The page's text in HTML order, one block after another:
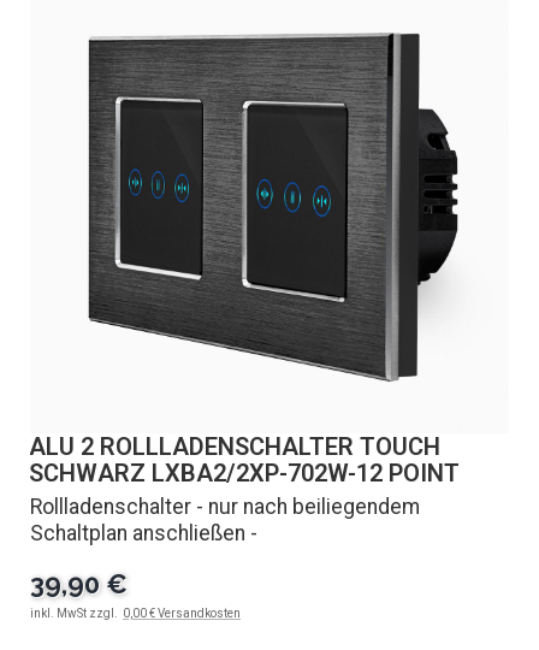
ALU 2 ROLLLADENSCHALTER TOUCH
SCHWARZ LXBA2/2XP-702W-12 POINT
Rollladenschalter - nur nach beiliegendem
Schaltplan anschließen -
39,90 €
inkl. MwSt zzgl. 0,00 € Versandkosten